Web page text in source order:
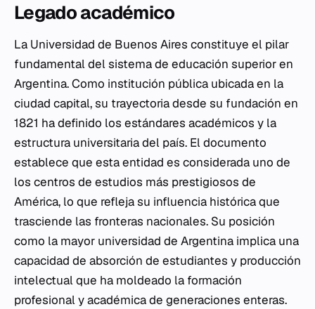
Legado académico
La Universidad de Buenos Aires constituye el pilar
fundamental del sistema de educación superior en
Argentina. Como institución pública ubicada en la
ciudad capital, su trayectoria desde su fundación en
1821 ha definido los estándares académicos y la
estructura universitaria del país. El documento
establece que esta entidad es considerada uno de
los centros de estudios más prestigiosos de
América, lo que refleja su influencia histórica que
trasciende las fronteras nacionales. Su posición
como la mayor universidad de Argentina implica una
capacidad de absorción de estudiantes y producción
intelectual que ha moldeado la formación
profesional y académica de generaciones enteras.